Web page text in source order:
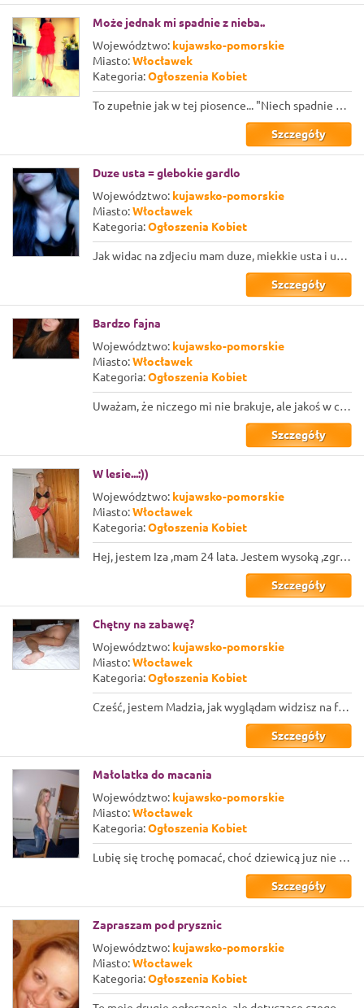
Może jednak mi spadnie z nieba..
Województwo: kujawsko-pomorskie
Miasto:Włocławek
Kategoria:Ogłoszenia Kobiet
To zupełnie jak w tej piosence... "Niech spadnie z nieba złoty deszcz".. ja wiem...
Szczegóły
Duze usta = glebokie gardlo
Województwo: kujawsko-pomorskie
Miasto:Włocławek
Kategoria:Ogłoszenia Kobiet
Jak widac na zdjeciu mam duze, miekkie usta i umiem zadowolic nimi faceta...Mam ...
Szczegóły
Bardzo fajna
Województwo: kujawsko-pomorskie
Miasto:Włocławek
Kategoria:Ogłoszenia Kobiet
Uważam, że niczego mi nie brakuje, ale jakoś w codziennym życiu nie mam odwagi ż...
Szczegóły
W lesie...:))
Województwo: kujawsko-pomorskie
Miasto:Włocławek
Kategoria:Ogłoszenia Kobiet
Hej, jestem Iza ,mam 24 lata. Jestem wysoką ,zgrabną , szczupłą dziewczyną lubia...
Szczegóły
Chętny na zabawę?
Województwo: kujawsko-pomorskie
Miasto:Włocławek
Kategoria:Ogłoszenia Kobiet
Cześć, jestem Madzia, jak wyglądam widzisz na fotkach ;) Jestem młodą, wygoloną ...
Szczegóły
Małolatka do macania
Województwo: kujawsko-pomorskie
Miasto:Włocławek
Kategoria:Ogłoszenia Kobiet
Lubię się trochę pomacać, choć dziewicą juz nie jestem. Dotykanie jest fajne i n...
Szczegóły
Zapraszam pod prysznic
Województwo: kujawsko-pomorskie
Miasto:Włocławek
Kategoria:Ogłoszenia Kobiet